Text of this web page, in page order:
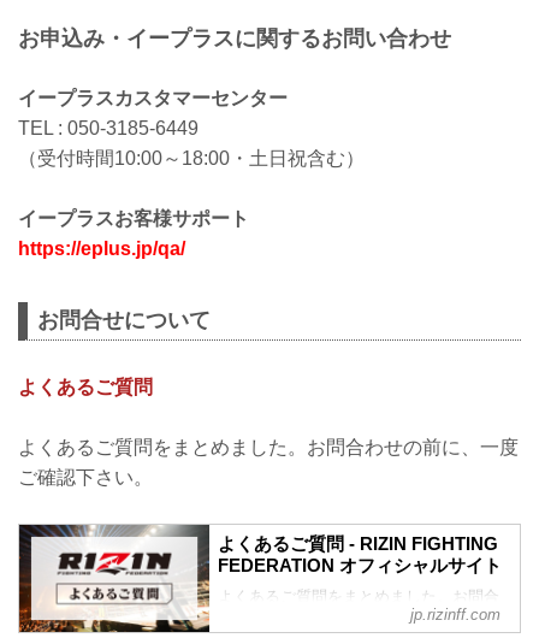
お申込み・イープラスに関するお問い合わせ
イープラスカスタマーセンター
TEL : 050-3185-6449
（受付時間10:00～18:00・土日祝含む）
イープラスお客様サポート
https://eplus.jp/qa/
お問合せについて
よくあるご質問
よくあるご質問をまとめました。お問合わせの前に、一度
ご確認下さい。
よくあるご質問 - RIZIN FIGHTING
FEDERATION オフィシャルサイト
よくあるご質問をまとめました。お問合
わせの前に、一度ご確認下さい。jp.rizinff.com